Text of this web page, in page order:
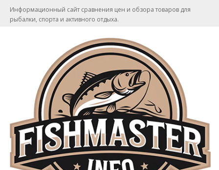
Информационный сайт сравнения цен и обзора товаров для
рыбалки, спорта и активного отдыха.